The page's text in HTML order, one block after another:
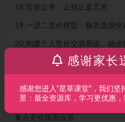
18.安全边界：止损止盈艺术
19.一进二竞价模型：极简选股快
20.构建个人竞价交易系统，稳步
T+0指标使用方法
黄金分割划线
集合竞价版面设置
感谢家长
感谢您进入“星草课堂”，我们
景：最全资源库，学习更优惠，